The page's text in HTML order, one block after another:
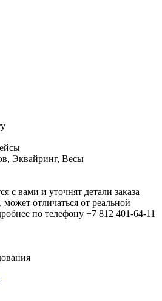
Эквайринг, Весы
с вами и уточнят детали заказа
отличаться от реальной
по телефону +7 812 401-64-11